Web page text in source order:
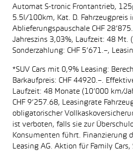
Automat S-tronic Frontantrieb,
5.5l/100km, Kat. D. Fahrzeugpreis
Ablieferungspauschale CHF
Jahreszins 3,03%, Laufzeit: 48 Mt.
Sonderzahlung: CHF 5’671.–,
*SUV Cars mit 0,9% Leasing:
Barkaufpreis: CHF 44920.–.
Laufzeit: 48 Monate (10’000 km/
CHF 9’257.68, Leasingrate
obligatorischer
ist verboten, falls sie zur
Konsumenten führt. Finanzierung
Leasing AG. Aktion für Family Cars,